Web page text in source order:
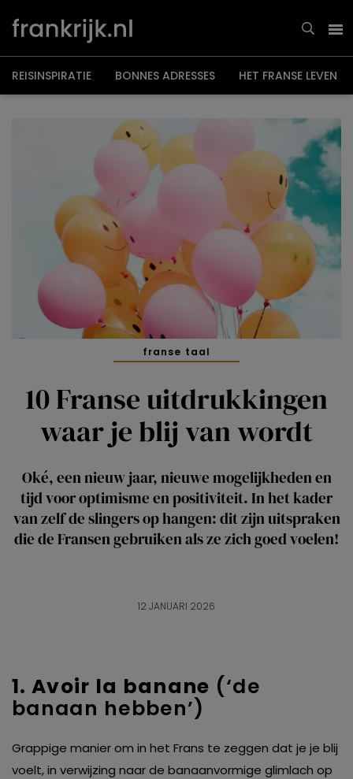
naar
inhoud
REISINSPIRATIE BONNES ADRESSES HET FRANSE LEVEN
franse taal
10 Franse uitdrukkingen
waar je blij van wordt
Oké, een nieuw jaar, nieuwe mogelijkheden en
tijd voor optimisme en positiviteit. In het kader
van zelf de slingers op hangen: dit zijn uitspraken
die de Fransen gebruiken als ze zich goed voelen!
12 JANUARI 2026
1. Avoir la banane (‘de
banaan hebben’)
Grappige manier om in het Frans te zeggen dat je je blij
voelt, in verwijzing naar de banaanvormige glimlach op